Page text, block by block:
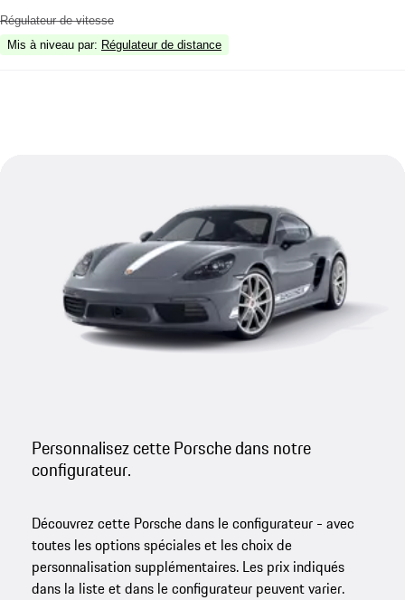
Régulateur de vitesse
Mis à niveau par: Régulateur de distance
Personnalisez cette Porsche dans notre
configurateur.
Découvrez cette Porsche dans le configurateur - avec
toutes les options spéciales et les choix de
personnalisation supplémentaires. Les prix indiqués
dans la liste et dans le configurateur peuvent varier.